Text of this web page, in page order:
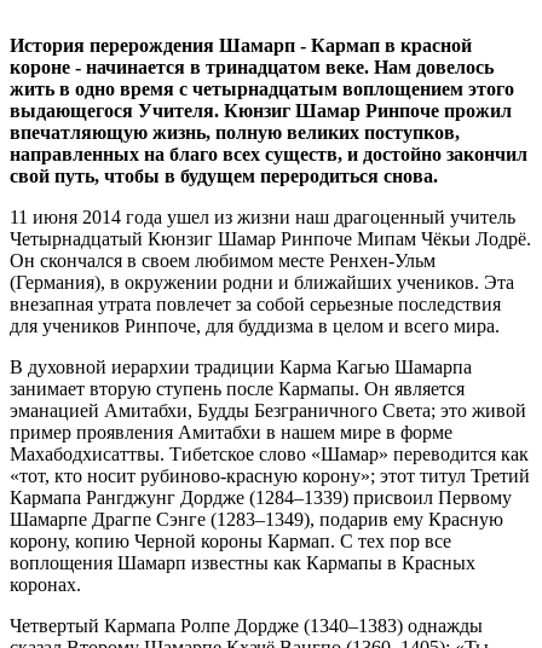
История перерождения Шамарп - Кармап в красной
короне - начинается в тринадцатом веке. Нам довелось
жить в одно время с четырнадцатым воплощением этого
выдающегося Учителя. Кюнзиг Шамар Ринпоче прожил
впечатляющую жизнь, полную великих поступков,
направленных на благо всех существ, и достойно закончил
свой путь, чтобы в будущем переродиться снова.
11 июня 2014 года ушел из жизни наш драгоценный учитель
Четырнадцатый Кюнзиг Шамар Ринпоче Мипам Чёкьи Лодрё.
Он скончался в своем любимом месте Ренхен-Ульм
(Германия), в окружении родни и ближайших учеников. Эта
внезапная утрата повлечет за собой серьезные последствия
для учеников Ринпоче, для буддизма в целом и всего мира.
В духовной иерархии традиции Карма Кагью Шамарпа
занимает вторую ступень после Кармапы. Он является
эманацией Амитабхи, Будды Безграничного Света; это живой
пример проявления Амитабхи в нашем мире в форме
Махабодхисаттвы. Тибетское слово «Шамар» переводится как
«тот, кто носит рубиново-красную корону»; этот титул Третий
Кармапа Рангджунг Дордже (1284–1339) присвоил Первому
Шамарпе Драгпе Сэнге (1283–1349), подарив ему Красную
корону, копию Черной короны Кармап. С тех пор все
воплощения Шамарп известны как Кармапы в Красных
коронах.
Четвертый Кармапа Ролпе Дордже (1340–1383) однажды